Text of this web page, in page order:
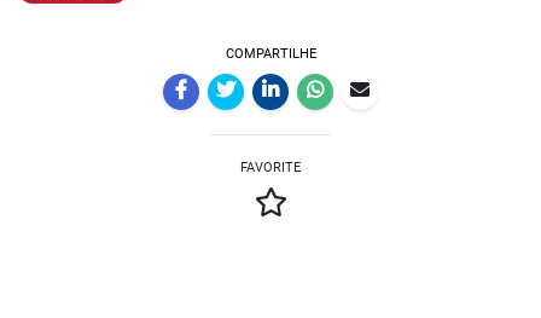
COMPARTILHE
FAVORITE